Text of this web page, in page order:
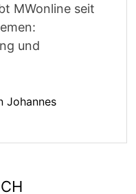
MWonline seit
und
Johannes